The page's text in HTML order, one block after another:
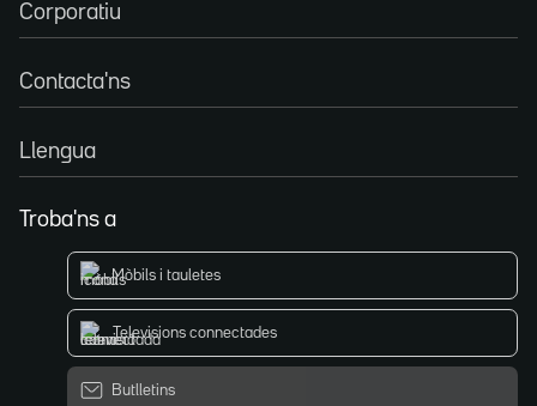
Corporatiu
Contacta'ns
Llengua
Troba'ns a
Mòbils i tauletes
Televisions connectades
Butlletins